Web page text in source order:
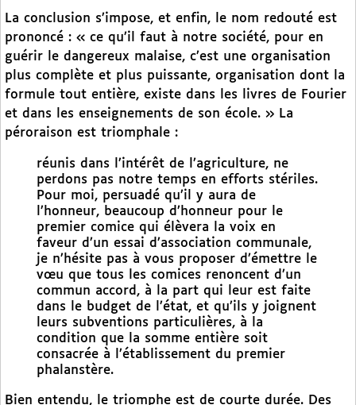
La conclusion s’impose, et enfin, le nom redouté est
prononcé : « ce qu’il faut à notre société, pour en
guérir le dangereux malaise, c’est une organisation
plus complète et plus puissante, organisation dont la
formule tout entière, existe dans les livres de Fourier
et dans les enseignements de son école. » La
péroraison est triomphale :
réunis dans l’intérêt de l’agriculture, ne
perdons pas notre temps en efforts stériles.
Pour moi, persuadé qu’il y aura de
l’honneur, beaucoup d’honneur pour le
premier comice qui élèvera la voix en
faveur d’un essai d’association communale,
je n’hésite pas à vous proposer d’émettre le
vœu que tous les comices renoncent d’un
commun accord, à la part qui leur est faite
dans le budget de l’état, et qu’ils y joignent
leurs subventions particulières, à la
condition que la somme entière soit
consacrée à l’établissement du premier
phalanstère.
Bien entendu, le triomphe est de courte durée. Des